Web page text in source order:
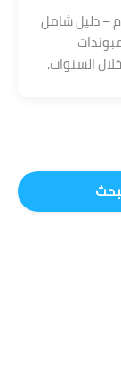
– دليل شامل
السنوات.